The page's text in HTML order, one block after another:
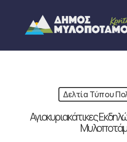
content
Δελτία Τύπου
Αγιοκυριακάτικες